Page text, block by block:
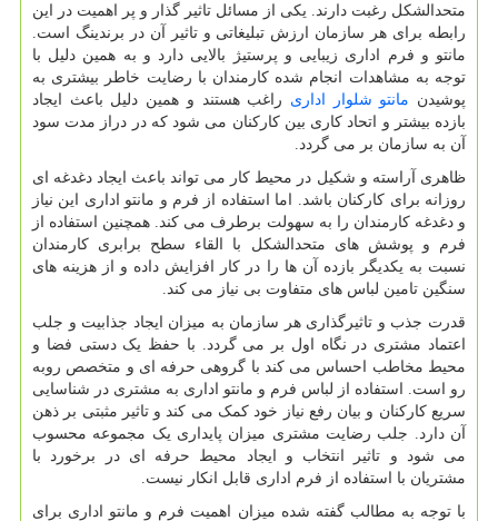
متحدالشکل رغبت دارند. یکی از مسائل تاثیر گذار و پر اهمیت در این
رابطه برای هر سازمان ارزش تبلیغاتی و تاثیر آن در برندینگ است.
مانتو و فرم اداری زیبایی و پرستیژ بالایی دارد و به همین دلیل با
توجه به مشاهدات انجام شده کارمندان با رضایت خاطر بیشتری به
پوشیدن مانتو شلوار اداری راغب هستند و همین دلیل باعث ایجاد
بازده بیشتر و اتحاد کاری بین کارکنان می شود که در دراز مدت سود
آن به سازمان بر می گردد.
ظاهری آراسته و شکیل در محیط کار می تواند باعث ایجاد دغدغه ای
روزانه برای کارکنان باشد. اما استفاده از فرم و مانتو اداری این نیاز
و دغدغه کارمندان را به سهولت برطرف می کند. همچنین استفاده از
فرم و پوشش های متحدالشکل با القاء سطح برابری کارمندان
نسبت به یکدیگر بازده آن ها را در کار افزایش داده و از هزینه های
سنگین تامین لباس های متفاوت بی نیاز می کند.
قدرت جذب و تاثیرگذاری هر سازمان به میزان ایجاد جذابیت و جلب
اعتماد مشتری در نگاه اول بر می گردد. با حفظ یک دستی فضا و
محیط مخاطب احساس می کند با گروهی حرفه ای و متخصص روبه
رو است. استفاده از لباس فرم و مانتو اداری به مشتری در شناسایی
سریع کارکنان و بیان رفع نیاز خود کمک می کند و تاثیر مثبتی بر ذهن
آن دارد. جلب رضایت مشتری میزان پایداری یک مجموعه محسوب
می شود و تاثیر انتخاب و ایجاد محیط حرفه ای در برخورد با
مشتریان با استفاده از فرم اداری قابل انکار نیست.
با توجه به مطالب گفته شده میزان اهمیت فرم و مانتو اداری برای